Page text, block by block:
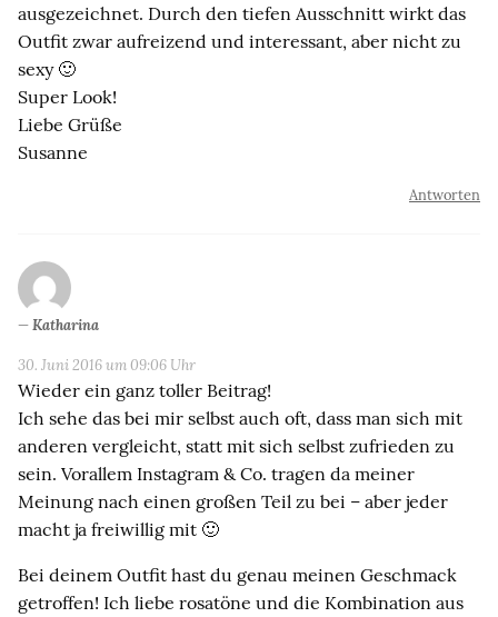
ausgezeichnet. Durch den tiefen Ausschnitt wirkt das
Outfit zwar aufreizend und interessant, aber nicht zu
sexy 🙂
Super Look!
Liebe Grüße
Susanne
Antworten
Katharina
30. Juni 2016 um 09:06 Uhr
Wieder ein ganz toller Beitrag!
Ich sehe das bei mir selbst auch oft, dass man sich mit
anderen vergleicht, statt mit sich selbst zufrieden zu
sein. Vorallem Instagram & Co. tragen da meiner
Meinung nach einen großen Teil zu bei – aber jeder
macht ja freiwillig mit 🙂
Bei deinem Outfit hast du genau meinen Geschmack
getroffen! Ich liebe rosatöne und die Kombination aus